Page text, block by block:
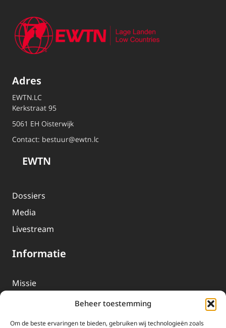
Beheer toestemming
Om de beste ervaringen te bieden, gebruiken wij technologieën zoals
Adres
EWTN.LC
Kerkstraat 95
5061 EH Oisterwijk
Contact: bestuur@ewtn.lc
EWTN
Dossiers
Media
Livestream
Informatie
Missie